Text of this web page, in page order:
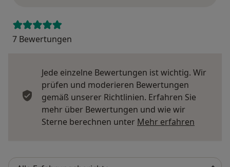
7 Bewertungen
Jede einzelne Bewertungen ist wichtig. Wir
prüfen und moderieren Bewertungen
gemäß unserer Richtlinien. Erfahren Sie
mehr über Bewertungen und wie wir
Sterne berechnen unter Mehr erfahren